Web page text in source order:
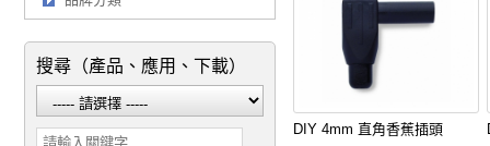
搜尋（產品、應用、下載）
DIY 4mm 直角香蕉插頭